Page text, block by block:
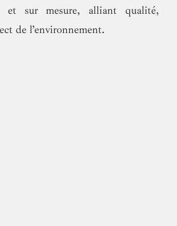
et sur mesure, alliant qualité,
de l’environnement.